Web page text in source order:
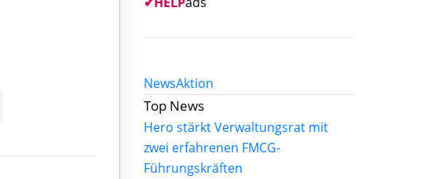
NewsAktion
Top News
Hero stärkt Verwaltungsrat mit
zwei erfahrenen FMCG-
Führungskräften